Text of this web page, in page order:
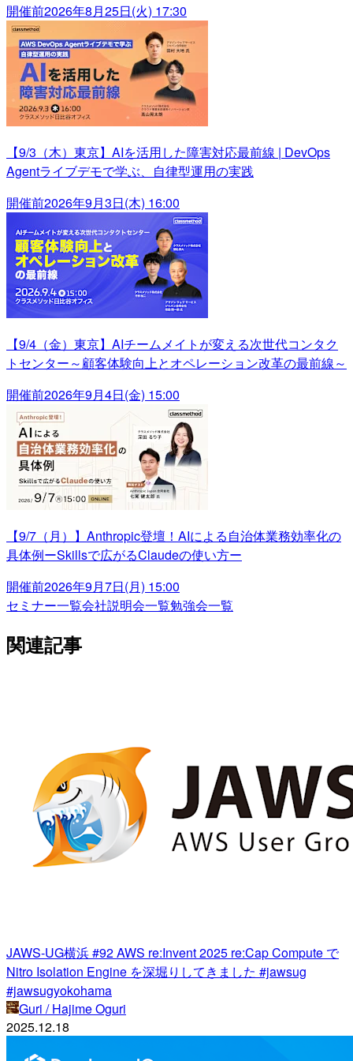
開催前2026年8月25日(火) 17:30
【9/3（木）東京】AIを活用した障害対応最前線 | DevOps
Agentライブデモで学ぶ、自律型運用の実践
開催前2026年9月3日(木) 16:00
【9/4（金）東京】AIチームメイトが変える次世代コンタク
トセンター～顧客体験向上とオペレーション改革の最前線～
開催前2026年9月4日(金) 15:00
【9/7（月）】Anthropic登壇！AIによる自治体業務効率化の
具体例ーSkillsで広がるClaudeの使い方ー
開催前2026年9月7日(月) 15:00
セミナー一覧会社説明会一覧勉強会一覧
関連記事
JAWS-UG横浜 #92 AWS re:Invent 2025 re:Cap Compute で
Nitro Isolation Engine を深堀りしてきました #jawsug
#jawsugyokohama
Guri / Hajime Oguri
2025.12.18